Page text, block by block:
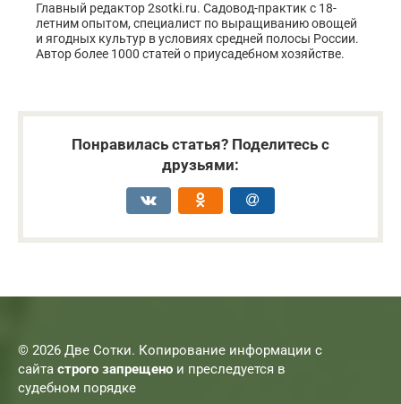
Главный редактор 2sotki.ru. Садовод-практик с 18-
летним опытом, специалист по выращиванию овощей
и ягодных культур в условиях средней полосы России.
Автор более 1000 статей о приусадебном хозяйстве.
Понравилась статья? Поделитесь с
друзьями:
© 2026 Две Сотки. Копирование информации с
сайта строго запрещено и преследуется в
судебном порядке